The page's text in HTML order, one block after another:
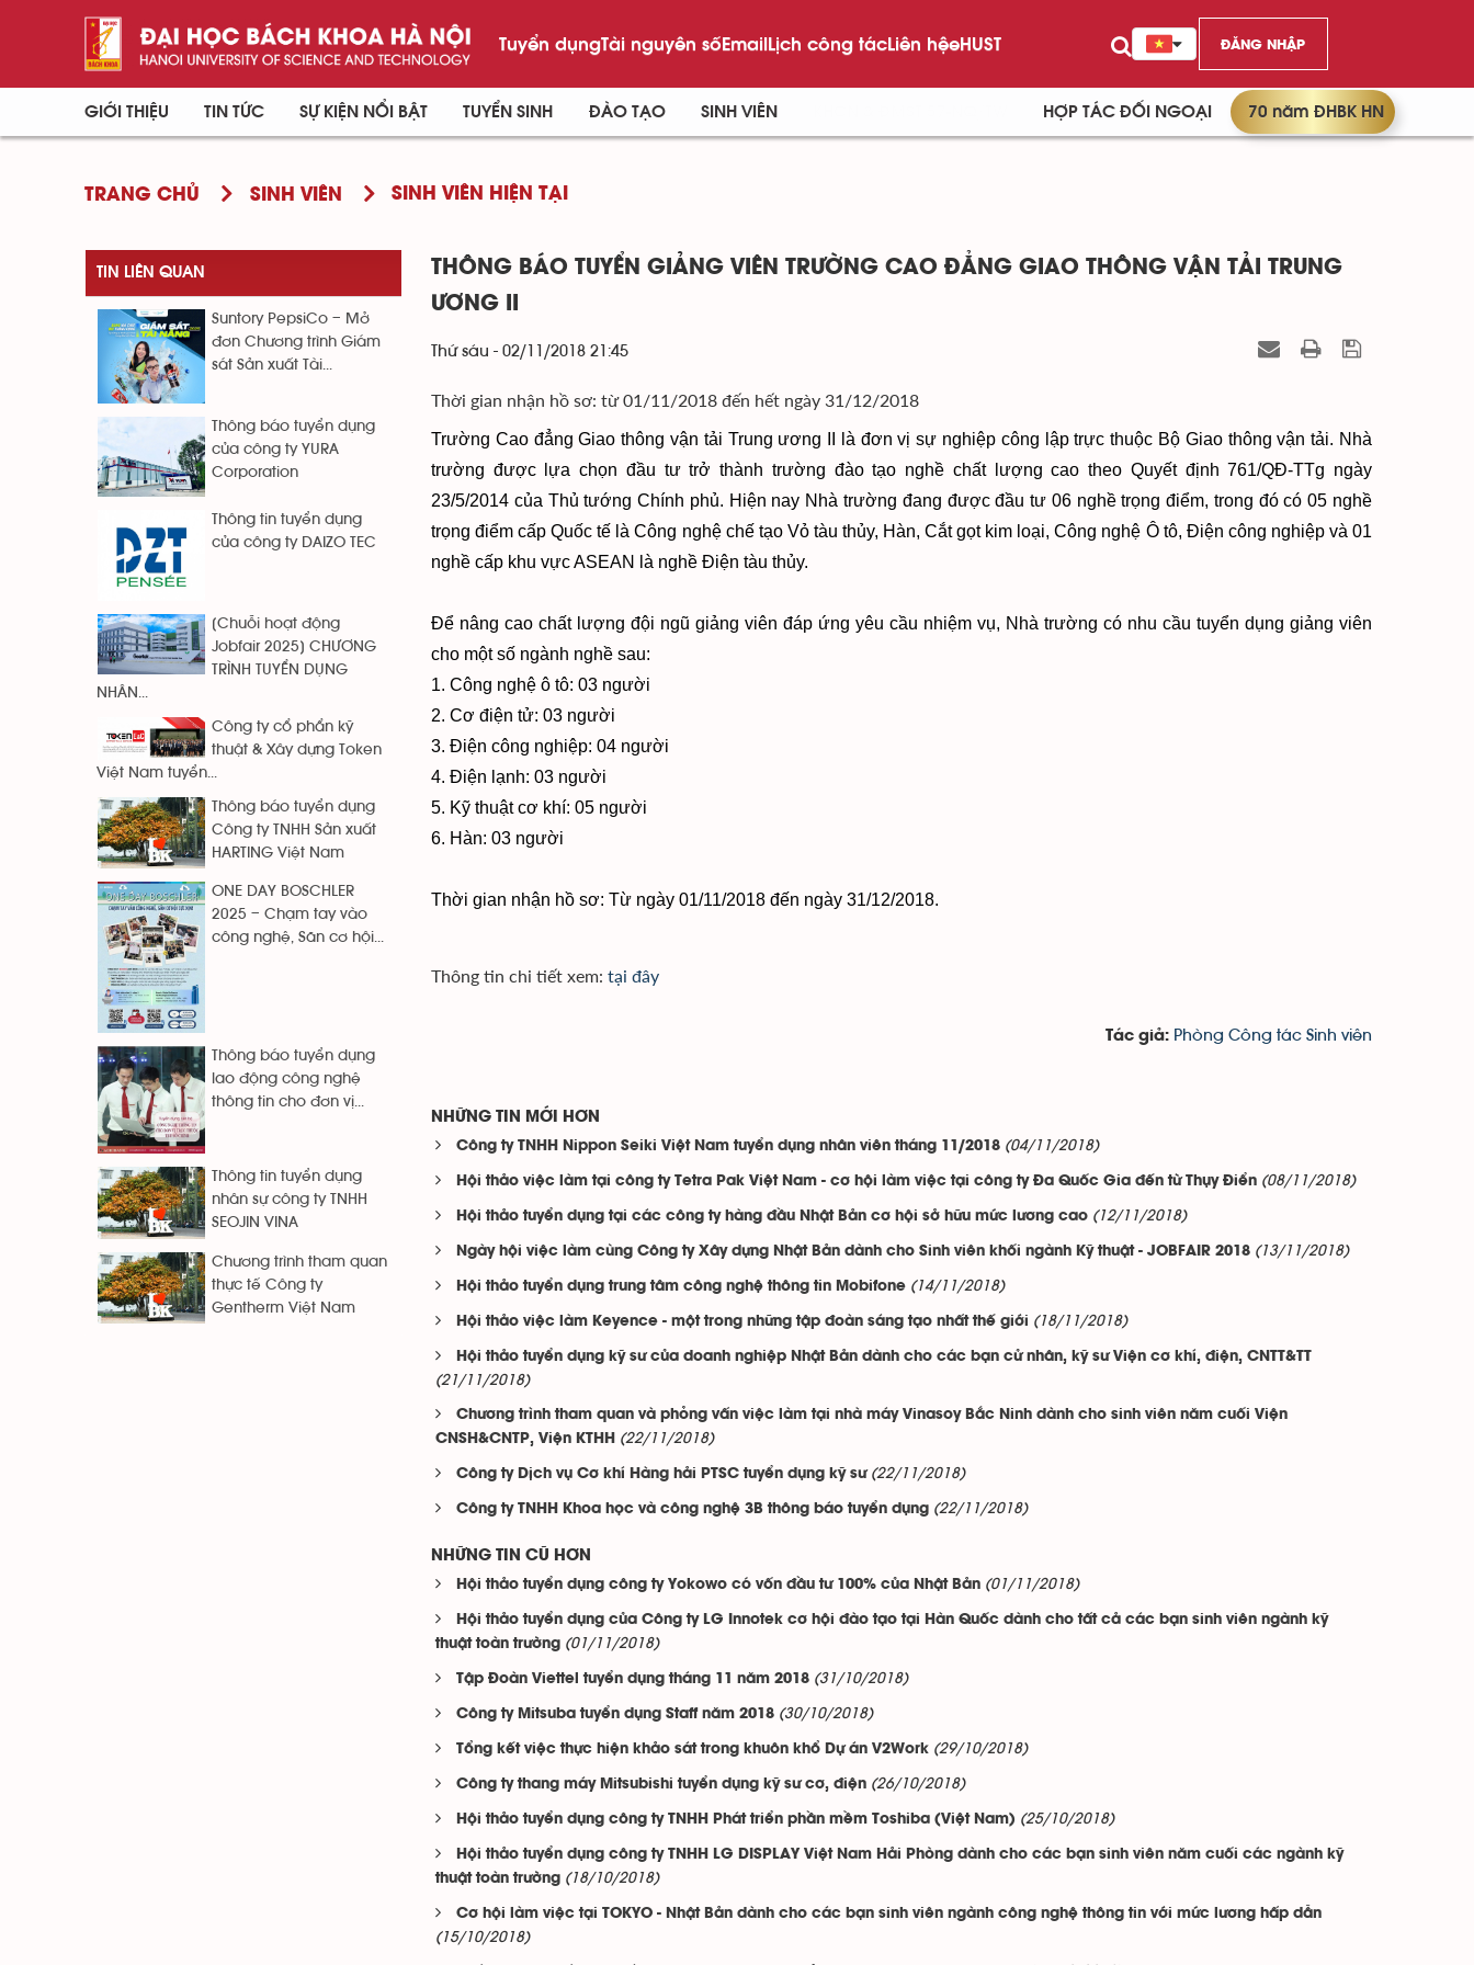
Tuyển dụngTài nguyên sốEmailLịch công tácLiên hệeHUST ĐĂNG NHẬP
GIỚI THIỆU TIN TỨC SỰ KIỆN NỔI BẬT TUYỂN SINH ĐÀO TẠO SINH VIÊN HỢP TÁC ĐỐI NGOẠI 70 năm ĐHBK HN
TRANG CHỦ SINH VIÊN SINH VIÊN HIỆN TẠI
THÔNG BÁO TUYỂN GIẢNG VIÊN TRƯỜNG CAO ĐẲNG GIAO THÔNG VẬN TẢI TRUNG
ƯƠNG II
Thứ sáu - 02/11/2018 21:45
Thời gian nhận hồ sơ: từ 01/11/2018 đến hết ngày 31/12/2018
Trường Cao đẳng Giao thông vận tải Trung ương II là đơn vị sự nghiệp công lập trực thuộc Bộ Giao thông vận tải. Nhà
trường được lựa chọn đầu tư trở thành trường đào tạo nghề chất lượng cao theo Quyết định 761/QĐ-TTg ngày
23/5/2014 của Thủ tướng Chính phủ. Hiện nay Nhà trường đang được đầu tư 06 nghề trọng điểm, trong đó có 05 nghề
trọng điểm cấp Quốc tế là Công nghệ chế tạo Vỏ tàu thủy, Hàn, Cắt gọt kim loại, Công nghệ Ô tô, Điện công nghiệp và 01
nghề cấp khu vực ASEAN là nghề Điện tàu thủy.
Để nâng cao chất lượng đội ngũ giảng viên đáp ứng yêu cầu nhiệm vụ, Nhà trường có nhu cầu tuyển dụng giảng viên
cho một số ngành nghề sau:
1. Công nghệ ô tô: 03 người
2. Cơ điện tử: 03 người
3. Điện công nghiệp: 04 người
4. Điện lạnh: 03 người
5. Kỹ thuật cơ khí: 05 người
6. Hàn: 03 người
Thời gian nhận hồ sơ: Từ ngày 01/11/2018 đến ngày 31/12/2018.
Thông tin chi tiết xem: tại đây
Tác giả: Phòng Công tác Sinh viên
NHỮNG TIN MỚI HƠN
Công ty TNHH Nippon Seiki Việt Nam tuyển dụng nhân viên tháng 11/2018 (04/11/2018)
Hội thảo việc làm tại công ty Tetra Pak Việt Nam - cơ hội làm việc tại công ty Đa Quốc Gia đến từ Thụy Điển (08/11/2018)
Hội thảo tuyển dụng tại các công ty hàng đầu Nhật Bản cơ hội sở hữu mức lương cao (12/11/2018)
Ngày hội việc làm cùng Công ty Xây dựng Nhật Bản dành cho Sinh viên khối ngành Kỹ thuật - JOBFAIR 2018 (13/11/2018)
Hội thảo tuyển dụng trung tâm công nghệ thông tin Mobifone (14/11/2018)
Hội thảo việc làm Keyence - một trong những tập đoàn sáng tạo nhất thế giới (18/11/2018)
Hội thảo tuyển dụng kỹ sư của doanh nghiệp Nhật Bản dành cho các bạn cử nhân, kỹ sư Viện cơ khí, điện, CNTT&TT
(21/11/2018)
Chương trình tham quan và phỏng vấn việc làm tại nhà máy Vinasoy Bắc Ninh dành cho sinh viên năm cuối Viện
CNSH&CNTP, Viện KTHH
(22/11/2018)
Công ty Dịch vụ Cơ khí Hàng hải PTSC tuyển dụng kỹ sư (22/11/2018)
Công ty TNHH Khoa học và công nghệ 3B thông báo tuyển dụng (22/11/2018)
NHỮNG TIN CŨ HƠN
Hội thảo tuyển dụng công ty Yokowo có vốn đầu tư 100% của Nhật Bản (01/11/2018)
Hội thảo tuyển dụng của Công ty LG Innotek cơ hội đào tạo tại Hàn Quốc dành cho tất cả các bạn sinh viên ngành kỹ
thuật toàn trường (01/11/2018)
Tập Đoàn Viettel tuyển dụng tháng 11 năm 2018 (31/10/2018)
Công ty Mitsuba tuyển dụng Staff năm 2018 (30/10/2018)
Tổng kết việc thực hiện khảo sát trong khuôn khổ Dự án V2Work (29/10/2018)
Công ty thang máy Mitsubishi tuyển dụng kỹ sư cơ, điện (26/10/2018)
Hội thảo tuyển dụng công ty TNHH Phát triển phần mềm Toshiba (Việt Nam) (25/10/2018)
Hội thảo tuyển dụng công ty TNHH LG DISPLAY Việt Nam Hải Phòng dành cho các bạn sinh viên năm cuối các ngành kỹ
thuật toàn trường (18/10/2018)
Cơ hội làm việc tại TOKYO - Nhật Bản dành cho các bạn sinh viên ngành công nghệ thông tin với mức lương hấp dẫn
(15/10/2018)
TIN LIÊN QUAN
Suntory PepsiCo – Mở
đơn Chương trình Giám
sát Sản xuất Tài...
Thông báo tuyển dụng
của công ty YURA
Corporation
Thông tin tuyển dụng
của công ty DAIZO TEC
[Chuỗi hoạt động
Jobfair 2025] CHƯƠNG
TRÌNH TUYỂN DỤNG
NHÂN...
Công ty cổ phẩn kỹ
thuật & Xây dựng Token
Việt Nam tuyển...
Thông báo tuyển dụng
Công ty TNHH Sản xuất
HARTING Việt Nam
ONE DAY BOSCHLER
2025 – Chạm tay vào
công nghệ, Săn cơ hội...
Thông báo tuyển dụng
lao động công nghệ
thông tin cho đơn vị...
Thông tin tuyển dụng
nhân sự công ty TNHH
SEOJIN VINA
Chương trình tham quan
thực tế Công ty
Gentherm Việt Nam